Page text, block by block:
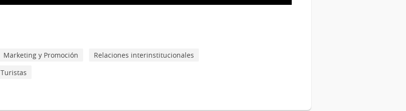
Marketing y Promoción
Relaciones interinstitucionales
Turistas